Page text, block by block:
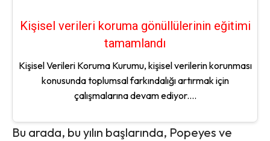
Kişisel verileri koruma gönüllülerinin eğitimi
tamamlandı
Kişisel Verileri Koruma Kurumu, kişisel verilerin korunması
konusunda toplumsal farkındalığı artırmak için
çalışmalarına devam ediyor....
Bu arada, bu yılın başlarında, Popeyes ve